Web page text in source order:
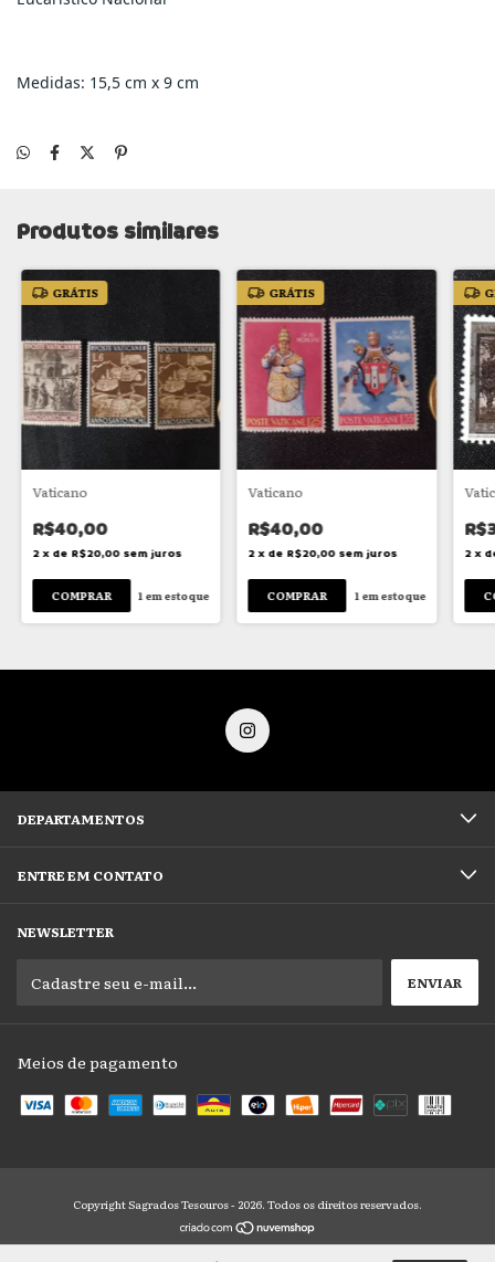
Medidas: 15,5 cm x 9 cm
Produtos similares
GRÁTIS
Vaticano
R$40,00
2 x de R$20,00 sem juros
1 em estoque
GRÁTIS
Vaticano
R$40,00
2 x de R$20,00 sem juros
1 em estoque
2 x
DEPARTAMENTOS
ENTRE EM CONTATO
NEWSLETTER
Meios de pagamento
Copyright Sagrados Tesouros - 2026. Todos os direitos reservados.